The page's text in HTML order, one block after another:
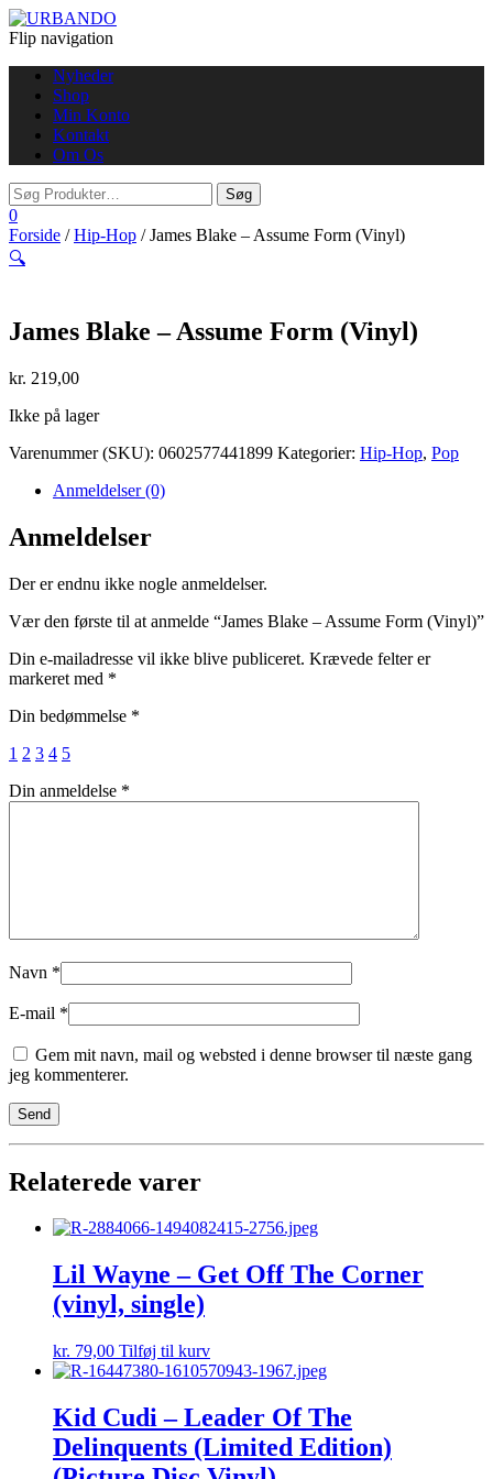
Flip navigation
Nyheder
Shop
Min Konto
Kontakt
Om Os
0
Forside /Hip-Hop / James Blake – Assume Form (Vinyl)
🔍
James Blake – Assume Form (Vinyl)
kr. 219,00
Ikke på lager
Varenummer (SKU): 0602577441899 Kategorier: Hip-Hop, Pop
Anmeldelser (0)
Anmeldelser
Der er endnu ikke nogle anmeldelser.
Vær den første til at anmelde “James Blake – Assume Form (Vinyl)”
Din e-mailadresse vil ikke blive publiceret. Krævede felter er
markeret med *
Din bedømmelse *
1 2 3 4 5
Din anmeldelse *
Navn *
E-mail *
Gem mit navn, mail og websted i denne browser til næste gang
jeg kommenterer.
Relaterede varer
Lil Wayne – Get Off The Corner
(vinyl, single)
kr. 79,00 Tilføj til kurv
Kid Cudi – Leader Of The
Delinquents (Limited Edition)